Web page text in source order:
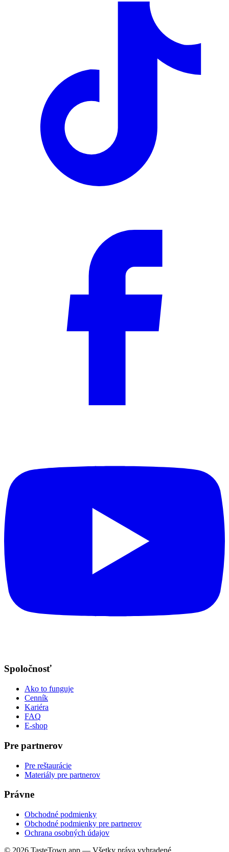
Spoločnosť
Ako to funguje
Cenník
Kariéra
FAQ
E-shop
Pre partnerov
Pre reštaurácie
Materiály pre partnerov
Právne
Obchodné podmienky
Obchodné podmienky pre partnerov
Ochrana osobných údajov
© 2026 TasteTown.app — Všetky práva vyhradené.